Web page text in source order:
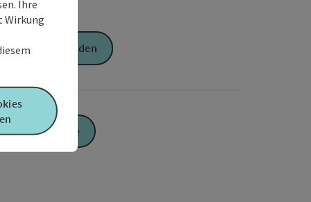
Anfrage senden
Zur Website
Ihre
Wirkung